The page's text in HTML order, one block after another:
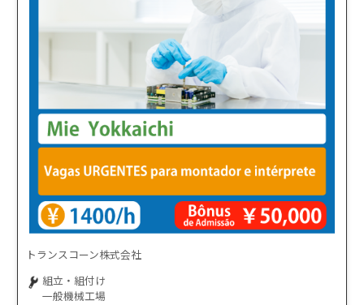
トランスコーン株式会社
組立・組付け
一般機械工場